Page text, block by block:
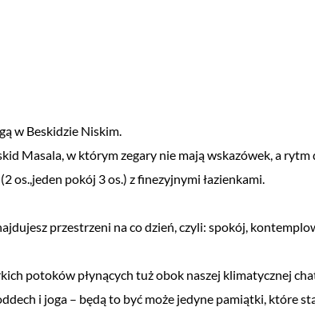
w Beskidzie Niskim.
Masala, w którym zegary nie mają wskazówek, a
os.,jeden pokój 3 os.) z finezyjnymi łazienkami.
przestrzeni na co dzień, czyli: spokój,
potoków płynących tuż obok naszej klimatycznej
i joga – będą to być może jedyne pamiątki, które